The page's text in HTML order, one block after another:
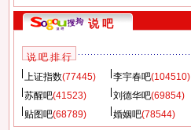
说 吧
说 吧 排 行
上证指数(77445) 李宇春吧(104510)
苏醒吧(41523) 刘德华吧(69854)
贴图吧(68789) 婚姻吧(78544)